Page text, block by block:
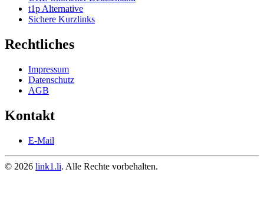
t1p Alternative
Sichere Kurzlinks
Rechtliches
Impressum
Datenschutz
AGB
Kontakt
E-Mail
© 2026 link1.li. Alle Rechte vorbehalten.